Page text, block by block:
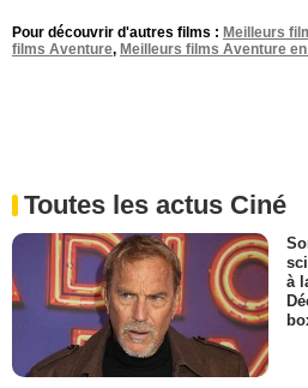
Pour découvrir d'autres films : Meilleurs
films Aventure, Meilleurs films Aventure
Toutes les actus Ciné
à